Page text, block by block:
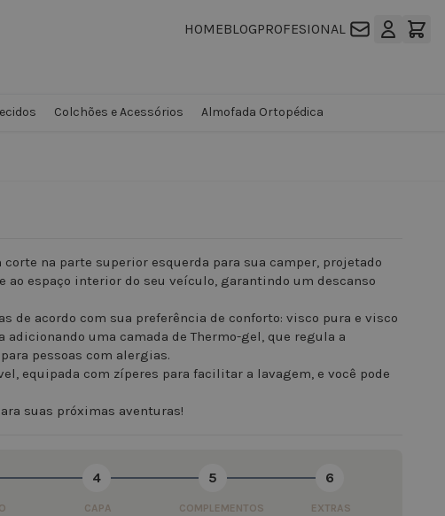
HOMEBLOGPROFESIONAL
Colchões e Acessórios Almofada Ortopédica
na parte superior esquerda para sua camper, projetado
espaço interior do seu veículo, garantindo um descanso
de acordo com sua preferência de conforto: visco pura e visco
uma camada de Thermo-gel, que regula a
pessoas com alergias.
equipada com zíperes para facilitar a lavagem, e você pode
suas próximas aventuras!
4
CAPA
5
COMPLEMENTOS
6
EXTRAS